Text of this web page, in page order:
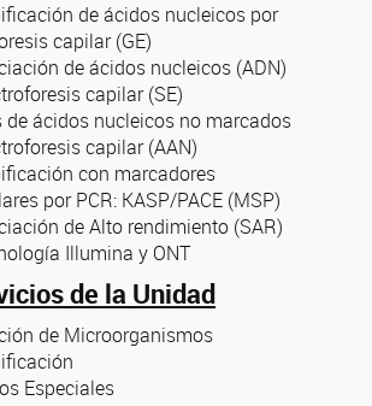
de ácidos nucleicos por
capilar (GE)
de ácidos nucleicos (ADN)
capilar (SE)
de ácidos nucleicos no marcados
capilar (AAN)
con marcadores
por PCR: KASP/PACE (MSP)
de Alto rendimiento (SAR)
Illumina y ONT
de la Unidad
de Microorganismos
Especiales